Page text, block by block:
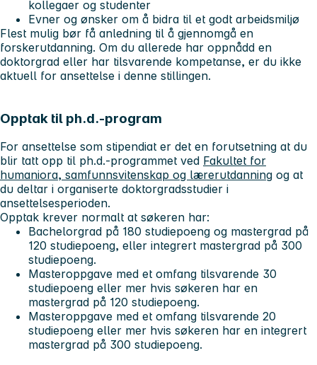
kollegaer og studenter
Evner og ønsker om å bidra til et godt arbeidsmiljø
Flest mulig bør få anledning til å gjennomgå en
forskerutdanning. Om du allerede har oppnådd en
doktorgrad eller har tilsvarende kompetanse, er du ikke
aktuell for ansettelse i denne stillingen.
Opptak til ph.d.-program
For ansettelse som stipendiat er det en forutsetning at du
blir tatt opp til ph.d.-programmet ved Fakultet for
humaniora, samfunnsvitenskap og lærerutdanning og at
du deltar i organiserte doktorgradsstudier i
ansettelsesperioden.
Opptak krever normalt at søkeren har:
Bachelorgrad på 180 studiepoeng og mastergrad på
120 studiepoeng, eller integrert mastergrad på 300
studiepoeng.
Masteroppgave med et omfang tilsvarende 30
studiepoeng eller mer hvis søkeren har en
mastergrad på 120 studiepoeng.
Masteroppgave med et omfang tilsvarende 20
studiepoeng eller mer hvis søkeren har en integrert
mastergrad på 300 studiepoeng.